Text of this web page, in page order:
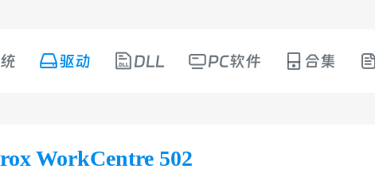
驱动 DLL PC软件 合集
WorkCentre 502